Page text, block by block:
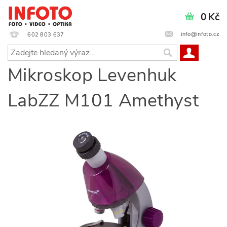
602 803 637 info@infoto.cz
0 Kč
Mikroskop Levenhuk
LabZZ M101 Amethyst